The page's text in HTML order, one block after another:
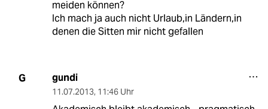
meiden können?
Ich mach ja auch nicht Urlaub,in Ländern,in
denen die Sitten mir nicht gefallen
G gundi
11.07.2013, 11:46 Uhr